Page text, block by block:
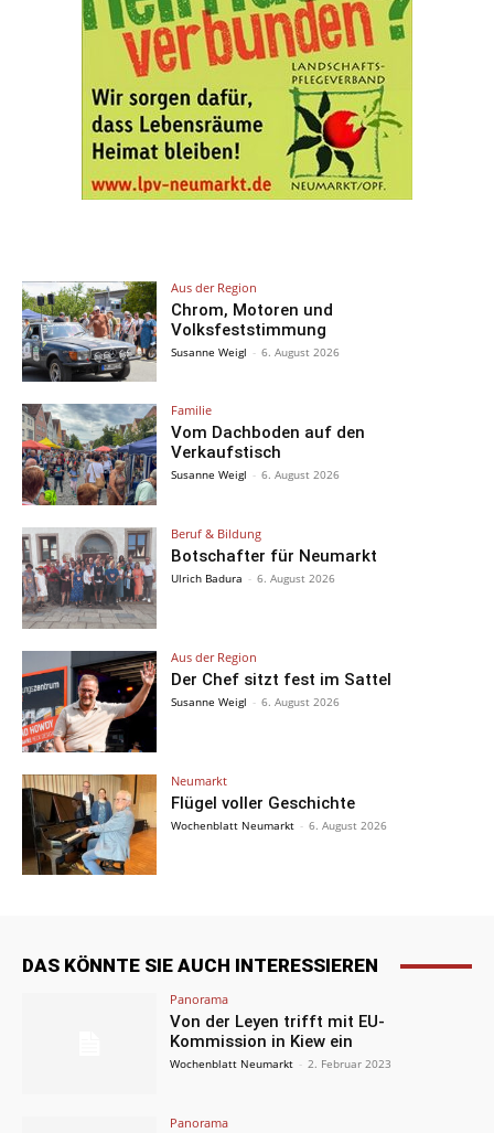
Aus der Region
Chrom, Motoren und
Volksfeststimmung
Susanne Weigl - 6. August 2026
Familie
Vom Dachboden auf den
Verkaufstisch
Susanne Weigl - 6. August 2026
Beruf & Bildung
Botschafter für Neumarkt
Ulrich Badura - 6. August 2026
Aus der Region
Der Chef sitzt fest im Sattel
Susanne Weigl - 6. August 2026
Neumarkt
Flügel voller Geschichte
Wochenblatt Neumarkt - 6. August 2026
DAS KÖNNTE SIE AUCH INTERESSIEREN
Panorama
Von der Leyen trifft mit EU-
Kommission in Kiew ein
Wochenblatt Neumarkt - 2. Februar 2023
Panorama